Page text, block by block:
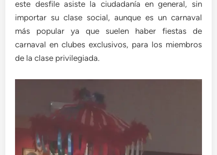
este desfile asiste la ciudadanía en general, sin
importar su clase social, aunque es un carnaval
más popular ya que suelen haber fiestas de
carnaval en clubes exclusivos, para los miembros
de la clase privilegiada.